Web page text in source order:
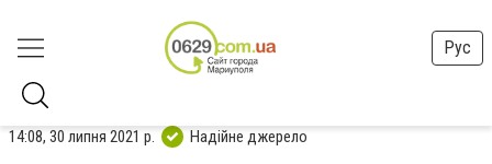
Рус
14:08, 30 липня 2021 р. Надійне джерело